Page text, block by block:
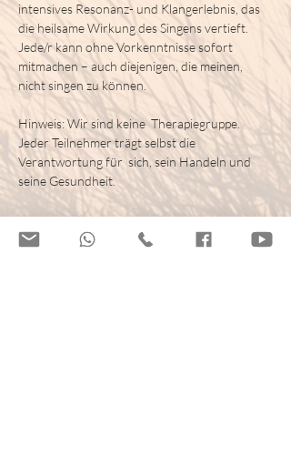
intensives Resonanz- und Klangerlebnis, das
die heilsame Wirkung des Singens vertieft.
Jede/r kann ohne Vorkenntnisse sofort
mitmachen – auch diejenigen, die meinen,
nicht singen zu können.
​Hinweis: Wir sind keine  Therapiegruppe.
Jeder Teilnehmer trägt selbst die
Verantwortung für  sich, sein Handeln und
seine Gesundheit.
Tickets